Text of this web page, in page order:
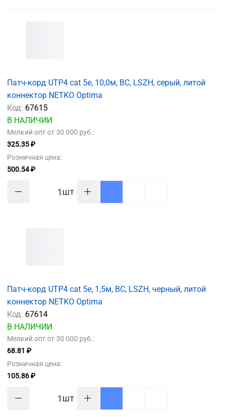
Патч-корд UTP4 cat 5e, 10,0м, ВС, LSZH, серый, литой
коннектор NETKO Optima
Код: 67615
В НАЛИЧИИ
Мелкий опт от 30 000 руб.:
325.35 ₽
Розничная цена:
500.54 ₽
шт
Патч-корд UTP4 cat 5e, 1,5м, ВС, LSZH, черный, литой
коннектор NETKO Optima
Код: 67614
В НАЛИЧИИ
Мелкий опт от 30 000 руб.:
68.81 ₽
Розничная цена:
105.86 ₽
шт